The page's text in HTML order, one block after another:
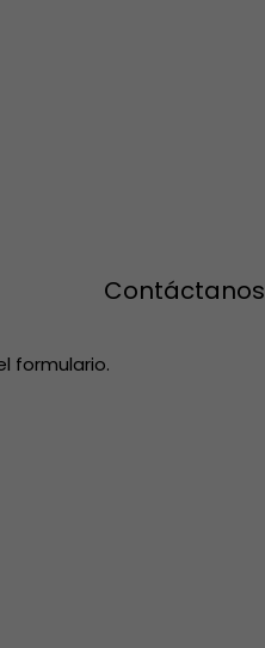
Contáctanos
formulario.